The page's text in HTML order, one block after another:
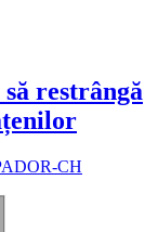
restrângă
CH